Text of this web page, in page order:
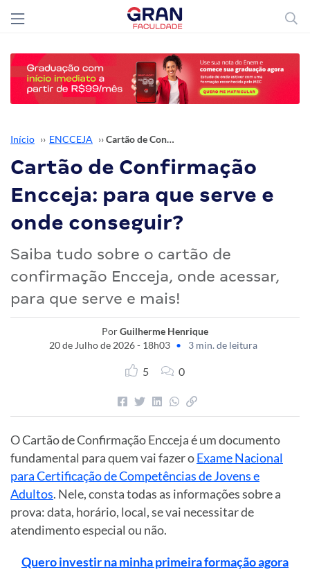
Início ›› ENCCEJA ›› Cartão de Confirmação Encceja: para que serve e onde conseguir?
Cartão de Confirmação
Encceja: para que serve e
onde conseguir?
Saiba tudo sobre o cartão de
confirmação Encceja, onde acessar,
para que serve e mais!
PorGuilherme Henrique
20 de Julho de 2026 - 18h03 • 3 min. de leitura
5 0
O Cartão de Confirmação Encceja é um documento
fundamental para quem vai fazer oExame Nacional
para Certificação de Competências de Jovens e
Adultos. Nele, consta todas as informações sobre a
prova: data, horário, local, se vai necessitar de
atendimento especial ou não.
Quero investir na minha primeira formação agora